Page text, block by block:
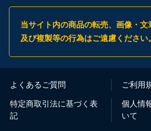
当サイト内の商品の転売、画像・文
及び複製等の行為はご遠慮ください
よくあるご質問 ご利用
特定商取引法に基づく表
記
個人情
いて